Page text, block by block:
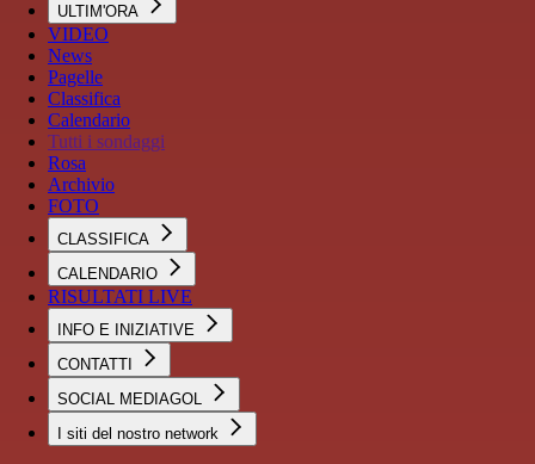
ULTIM'ORA
VIDEO
News
Pagelle
Classifica
Calendario
Tutti i sondaggi
Rosa
Archivio
FOTO
CLASSIFICA
CALENDARIO
RISULTATI LIVE
INFO E INIZIATIVE
CONTATTI
SOCIAL MEDIAGOL
I siti del nostro network